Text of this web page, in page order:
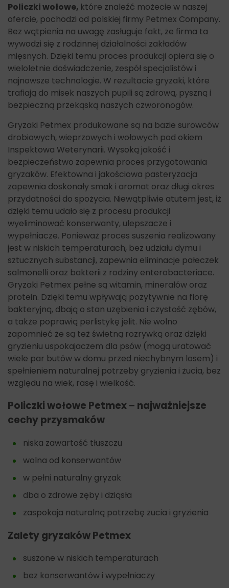
Policzki wołowe, które znaleźć możecie w naszej
ofercie, pochodzi od polskiej firmy Petmex Company.
Bez wątpienia na uwagę zasługuje fakt, że firma ta
wywodzi się z rodzinnej działalności zakładów
mięsnych. Dzięki temu proces produkcji opiera się o
wieloletnie doświadczenie, zespół specjalistów i
najnowsze technologie. W rezultacie gryzaki, które
trafiają do misek naszych pupili są zdrową, pyszną i
bezpieczną przekąską naszych czworonogów.
Gryzaki Petmex produkowane są na bazie surowców
drobiowych, wieprzowych i wołowych pod okiem
Inspektowa Weterynarii. Wysoką jakość i
bezpieczeństwo zapewnia proces przygotowania
gryzaków. Efektowna i jakościowa pasteryzacja
zapewnia doskonały smak i aromat oraz długi okres
przydatności do spożycia. Niewątpliwie atutem jest, iż
dzięki temu udało się z procesu produkcji
wyeliminować konserwanty, ulepszacze i
wypełniacze. Ponieważ proces suszenia realizowany
jest w niskich temperaturach, bez udziału dymu i
sztucznych substancji, zapewnia eliminacje pałeczek
salmonelli oraz bakterii z rodziny enterobacteriace.
Gryzaki Petmex pełne są witamin, minerałów oraz
protein. Dzięki temu wpływają pozytywnie na florę
bakteryjną, dbają o stan uzębienia i czystość zębów,
a także poprawią perlistykę jelit. Nie wolno
zapomnieć że są też świetną rozrywką oraz dzięki
gryzieniu uspokajaczem dla psów (mogą uratować
wiele par butów w domu przed niechybnym losem) i
spełnieniem naturalnej potrzeby gryzienia i żucia, bez
względu na wiek, rasę i wielkość.
Policzki wołowe Petmex – najważniejsze
cechy przysmaków
niska zawartość tłuszczu
wolna od konserwantów
w pełni naturalny gryzak
dba o zdrowe zęby i dziąsła
zaspokaja naturalną potrzebę żucia i gryzienia
Zalety gryzaków Petmex
suszone w niskich temperaturach
bez konserwantów i wypełniaczy